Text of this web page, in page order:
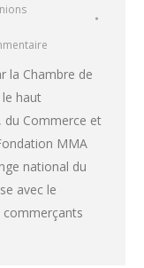
la Chambre de
le haut
du Commerce et
MMA
national du
avec le
commerçants